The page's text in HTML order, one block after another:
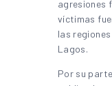
agresiones
víctimas
las
Lagos.
Por su